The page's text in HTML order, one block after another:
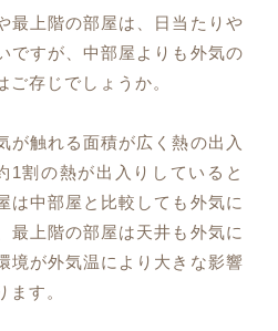
最上階の部屋は、日当たりや
ですが、中部屋よりも外気の
存じでしょうか。
が触れる面積が広く熱の出入
1割の熱が出入りしていると
は中部屋と比較しても外気に
最上階の部屋は天井も外気に
境が外気温により大きな影響
ます。